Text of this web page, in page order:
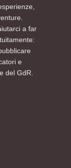
a far
e
del GdR.